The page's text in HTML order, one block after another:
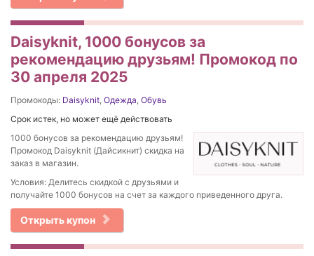
Daisyknit, 1000 бонусов за
рекомендацию друзьям! Промокод по
30 апреля 2025
Промокоды: Daisyknit, Одежда, Обувь
Срок истек, но может ещё действовать
1000 бонусов за рекомендацию друзьям!
Промокод Daisyknit (Дайсикнит) скидка на
заказ в магазин.
Условия: Делитесь скидкой с друзьями и
получайте 1000 бонусов на счет за каждого приведенного друга.
Открыть купон